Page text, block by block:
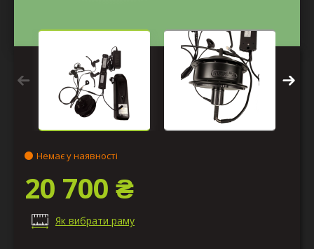
Немає у наявності
20 700 ₴
Як вибрати раму